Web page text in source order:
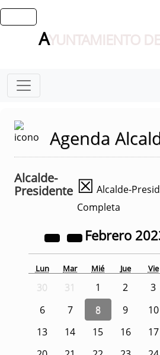
AYUNTAMIENTO
Agenda
Alcalde-
Presidente ☒ Alcalde-
Completa
Febrero
Lun Mar Mié Jue Vie
30 31 1 2 3
6
7 8 9 10
13
14 15 16 17